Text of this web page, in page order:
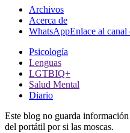
Archivos
Acerca de
WhatsAppEnlace al
Psicología
Lenguas
LGTBIQ+
Salud Mental
Diario
Este blog no guarda
del portátil por si las moscas.